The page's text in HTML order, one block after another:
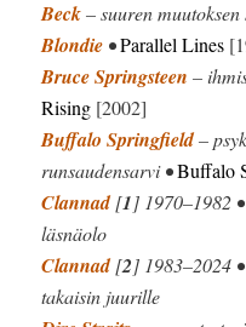
Beck– suuren
Blondie •Parallel Lines
Bruce Springsteen –
Rising [2002]
Buffalo Springfield–
runsaudensarvi •Buffalo
Clannad[1] 1970–1982
läsnäolo
Clannad[2] 1983–2024
takaisin juurille